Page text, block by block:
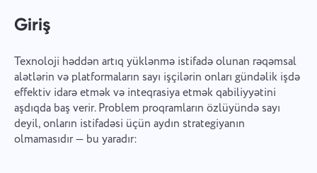
Giriş
Texnoloji həddən artıq yüklənmə istifadə olunan rəqəmsal
alətlərin və platformaların sayı işçilərin onları gündəlik işdə
effektiv idarə etmək və inteqrasiya etmək qabiliyyətini
aşdıqda baş verir. Problem proqramların özlüyündə sayı
deyil, onların istifadəsi üçün aydın strategiyanın
olmamasıdır — bu yaradır: